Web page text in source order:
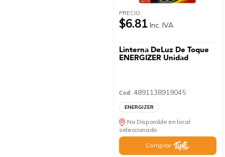
PRECIO
$6.81 Inc. IVA
Linterna DeLuz De Toque
ENERGIZER Unidad
Cod: 4891138919045
ENERGIZER
No Disponible en local
seleccionado
Comprar